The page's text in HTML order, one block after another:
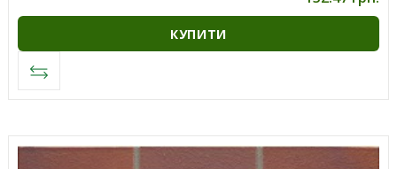
КУПИТИ